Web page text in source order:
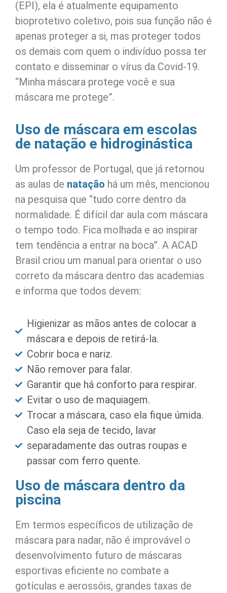
(EPI), ela é atualmente equipamento
bioprotetivo coletivo, pois sua função não é
apenas proteger a si, mas proteger todos
os demais com quem o indivíduo possa ter
contato e disseminar o vírus da Covid-19.
“Minha máscara protege você e sua
máscara me protege”.
Uso de máscara em escolas
de natação e hidroginástica
Um professor de Portugal, que já retornou
as aulas de natação há um mês, mencionou
na pesquisa que “tudo corre dentro da
normalidade. É difícil dar aula com máscara
o tempo todo. Fica molhada e ao inspirar
tem tendência a entrar na boca”. A ACAD
Brasil criou um manual para orientar o uso
correto da máscara dentro das academias
e informa que todos devem:
Higienizar as mãos antes de colocar a
máscara e depois de retirá-la.
Cobrir boca e nariz.
Não remover para falar.
Garantir que há conforto para respirar.
Evitar o uso de maquiagem.
Trocar a máscara, caso ela fique úmida.
Caso ela seja de tecido, lavar
separadamente das outras roupas e
passar com ferro quente.
Uso de máscara dentro da
piscina
Em termos específicos de utilização de
máscara para nadar, não é improvável o
desenvolvimento futuro de máscaras
esportivas eficiente no combate a
gotículas e aerossóis, grandes taxas de